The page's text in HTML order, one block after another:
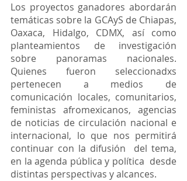
Los proyectos ganadores abordarán
temáticas sobre la GCAyS de Chiapas,
Oaxaca, Hidalgo, CDMX, así como
planteamientos de investigación
sobre panoramas nacionales.
Quienes fueron seleccionadxs
pertenecen a medios de
comunicación locales, comunitarios,
feministas afromexicanos, agencias
de noticias de circulación nacional e
internacional, lo que nos permitirá
continuar con la difusión  del tema,
en la agenda pública y política  desde
distintas perspectivas y alcances.